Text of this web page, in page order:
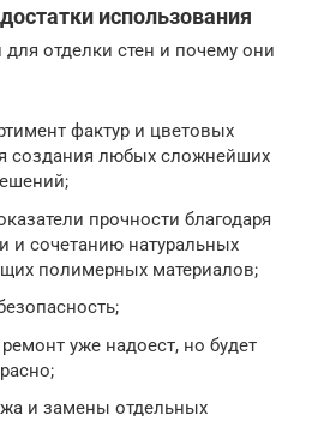
использования
отделки стен и почему они
фактур и цветовых
создания любых сложнейших
прочности благодаря
и сочетанию натуральных
полимерных материалов;
уже надоест, но будет
и замены отдельных